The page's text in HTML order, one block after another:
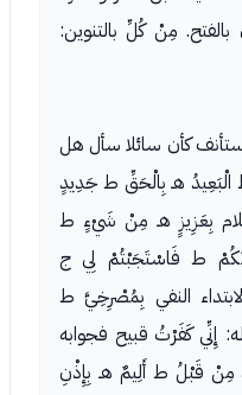
مِنْ كُلِّ بالتنوين:
كأن سائلا سأل هل
هـ بِالْحَقِّ ط جَدِيدٍ
بِعَزِيزٍ هـ مِنْ شَيْءٍ ط
ط فَاسْتَجَبْتُمْ لِي ج
النفي بِمُصْرِخِيَّ ط
إِنِّي كَفَرْتُ قبيح فجوابه
مِنْ قَبْلُ ط أَلِيمٌ هـ بِإِذْنِ